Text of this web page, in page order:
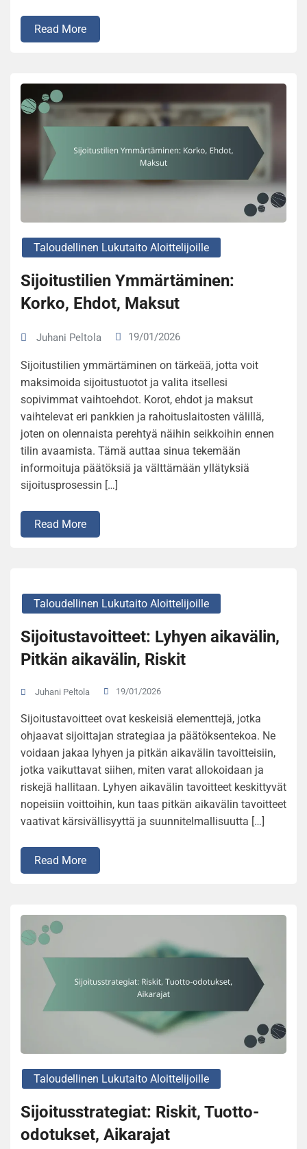
Read More
Taloudellinen Lukutaito Aloittelijoille
Sijoitustilien Ymmärtäminen:
Korko, Ehdot, Maksut
Juhani Peltola 19/01/2026
Sijoitustilien ymmärtäminen on tärkeää, jotta voit
maksimoida sijoitustuotot ja valita itsellesi
sopivimmat vaihtoehdot. Korot, ehdot ja maksut
vaihtelevat eri pankkien ja rahoituslaitosten välillä,
joten on olennaista perehtyä näihin seikkoihin ennen
tilin avaamista. Tämä auttaa sinua tekemään
informoituja päätöksiä ja välttämään yllätyksiä
sijoitusprosessin […]
Read More
Taloudellinen Lukutaito Aloittelijoille
Sijoitustavoitteet: Lyhyen aikavälin,
Pitkän aikavälin, Riskit
Juhani Peltola 19/01/2026
Sijoitustavoitteet ovat keskeisiä elementtejä, jotka
ohjaavat sijoittajan strategiaa ja päätöksentekoa. Ne
voidaan jakaa lyhyen ja pitkän aikavälin tavoitteisiin,
jotka vaikuttavat siihen, miten varat allokoidaan ja
riskejä hallitaan. Lyhyen aikavälin tavoitteet keskittyvät
nopeisiin voittoihin, kun taas pitkän aikavälin tavoitteet
vaativat kärsivällisyyttä ja suunnitelmallisuutta […]
Read More
Taloudellinen Lukutaito Aloittelijoille
Sijoitusstrategiat: Riskit, Tuotto-
odotukset, Aikarajat